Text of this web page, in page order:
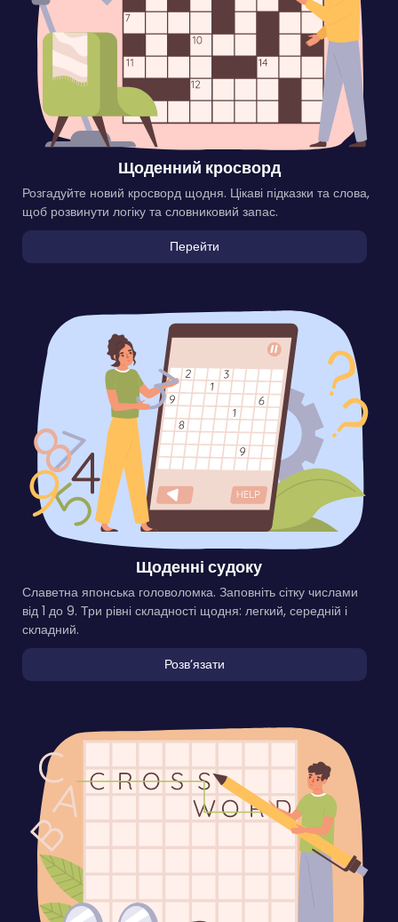
Щоденний кросворд
Розгадуйте новий кросворд щодня. Цікаві підказки та слова,
щоб розвинути логіку та словниковий запас.
Перейти
Щоденні судоку
Славетна японська головоломка. Заповніть сітку числами
від 1 до 9. Три рівні складності щодня: легкий, середній і
складний.
Розвʼязати